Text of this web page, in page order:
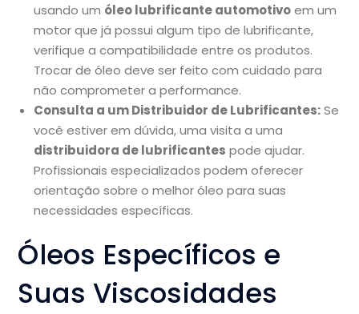
usando um óleo lubrificante automotivoem um
motor que já possui algum tipo de lubrificante,
verifique a compatibilidade entre os produtos.
Trocar de óleo deve ser feito com cuidado para
não comprometer a performance.
Consulta a um Distribuidor de Lubrificantes:Se
você estiver em dúvida, uma visita a uma
distribuidora de lubrificantes pode ajudar.
Profissionais especializados podem oferecer
orientação sobre o melhor óleo para suas
necessidades específicas.
Óleos Específicos e
Suas Viscosidades